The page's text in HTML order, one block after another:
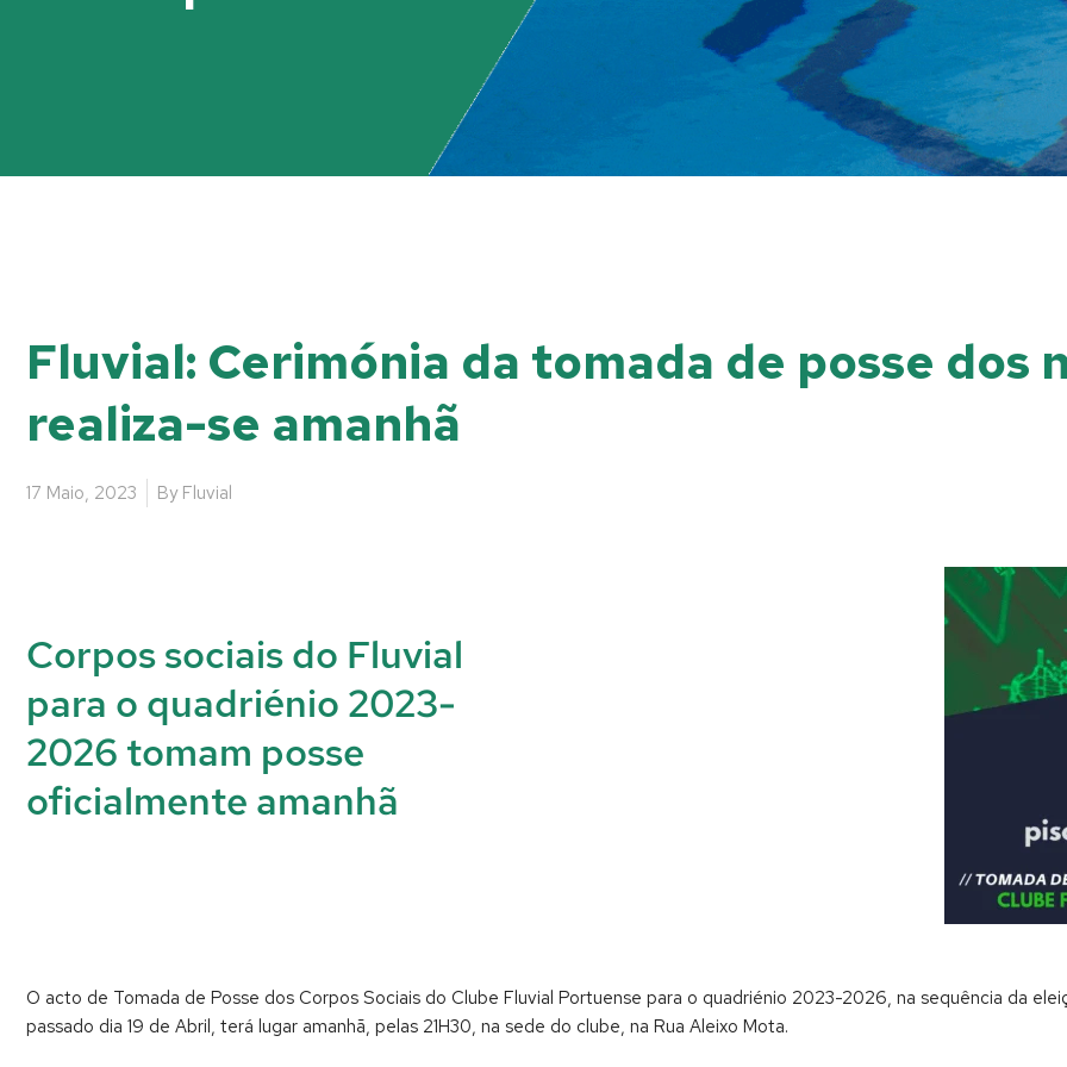
Fluvial: Cerimónia da tomada de posse dos
realiza-se amanhã
17 Maio, 2023 By Fluvial
Corpos sociais do Fluvial
para o quadriénio 2023-
2026 tomam posse
oficialmente amanhã
O acto de Tomada de Posse dos Corpos Sociais do Clube Fluvial Portuense para o quadriénio 2023-2026, na sequência da
passado dia 19 de Abril, terá lugar amanhã, pelas 21H30, na sede do clube, na Rua Aleixo Mota.